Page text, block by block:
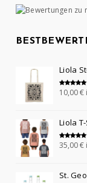
Liola
Bewertet
5.00
10,00€
Liola
Bewertet
5.00
35,00€
St.